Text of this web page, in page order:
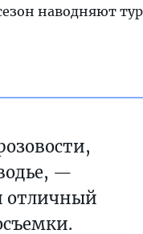
наводняют
—
отличный